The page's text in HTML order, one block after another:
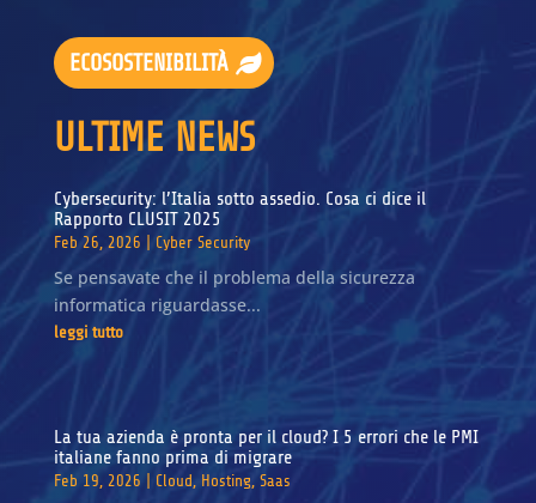
ECOSOSTENIBILITÀ
ULTIME NEWS
Cybersecurity: l’Italia sotto assedio. Cosa ci dice il
Rapporto CLUSIT 2025
Feb 26, 2026 Cyber Security
Se pensavate che il problema della sicurezza
informatica riguardasse...
leggi tutto
La tua azienda è pronta per il cloud? I 5 errori che le PMI
italiane fanno prima di migrare
Feb 19, 2026 Cloud, Hosting, Saas